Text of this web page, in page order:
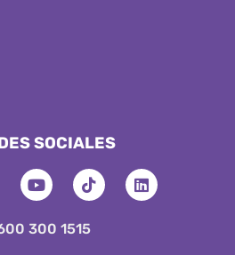
SOCIALES
300 1515